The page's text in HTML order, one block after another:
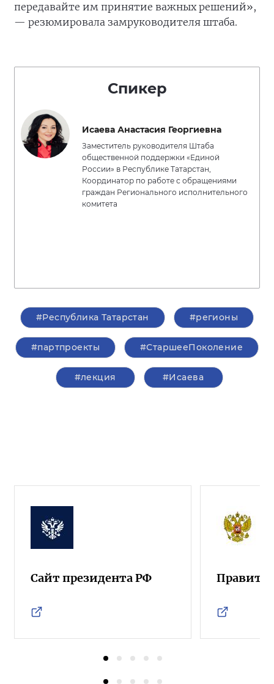
передавайте им принятие важных решений»,
— резюмировала замруководителя штаба.
Спикер
Исаева Анастасия Георгиевна
Заместитель руководителя Штаба
общественной поддержки «Единой
России» в Республике Татарстан,
Координатор по работе с обращениями
граждан Регионального исполнительного
комитета
#Республика Татарстан #регионы
#партпроекты #СтаршееПоколение
#лекция #Исаева
Сайт президента РФ